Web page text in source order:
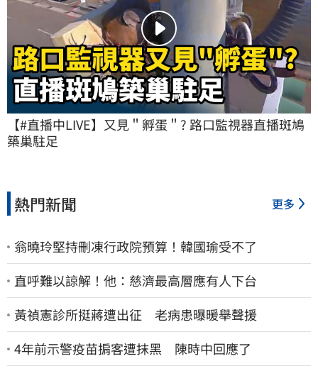
【#直播中LIVE】又見＂孵蛋＂? 路口監視器直播斑鳩
築巢駐足
熱門新聞 更多
翁曉玲堅持刪凍行政院預算！韓國瑜受不了
直呼難以諒解！他：慈濟最高層應有人下台
黃禎憲診所挺蔣遭出征 老病患曝暖舉聲援
4年前示警疫苗掮客遭抹黑 陳時中回應了